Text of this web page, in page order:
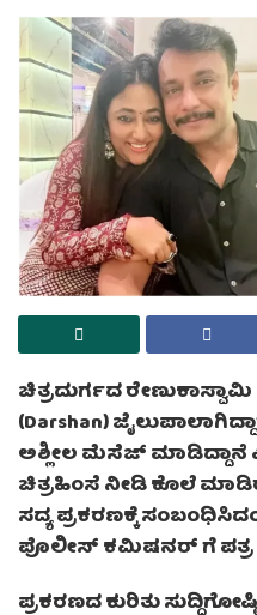
ಚಿತ್ರದುರ್ಗದ
(Darshan)
ಅಶ್ಲೀಲ ಮೆಸೆಜ್ ಮಾಡಿದ್ದಾನೆ
ಚಿತ್ರಹಿಂಸೆ ನೀಡಿ ಕೊಲೆ
ಸದ್ಯ ಪ್ರಕರಣಕ್ಕೆ
ಪೊಲೀಸ್ ಕಮಿಷನರ್ ಗೆ ಪತ್ರ
ಪ್ರಕರಣದ ಕುರಿತು